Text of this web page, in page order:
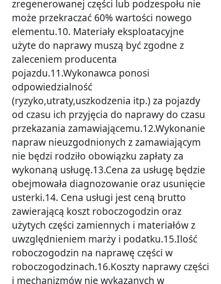
zregenerowanej części lub podzespołu nie
może przekraczać 60% wartości nowego
elementu.10. Materiały eksploatacyjne
użyte do naprawy muszą być zgodne z
zaleceniem producenta
pojazdu.11.Wykonawca ponosi
odpowiedzialność
(ryzyko,utraty,uszkodzenia itp.) za pojazdy
od czasu ich przyjęcia do naprawy do czasu
przekazania zamawiającemu.12.Wykonanie
napraw nieuzgodnionych z zamawiającym
nie będzi rodziło obowiązku zapłaty za
wykonaną usługę.13.Cena za usługę będzie
obejmowała diagnozowanie oraz usunięcie
usterki.14. Cena usługi jest ceną brutto
zawierającą koszt roboczogodzin oraz
użytych części zamiennych i materiałów z
uwzględnieniem marży i podatku.15.Ilość
roboczogodzin na naprawę części w
roboczogodzinach.16.Koszty naprawy części
i mechanizmów nie wykazanych w